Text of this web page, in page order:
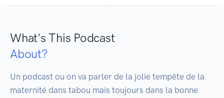
What's This Podcast
About?
Un podcast ou on va parler de la jolie tempête de la
maternité dans tabou mais toujours dans la bonne